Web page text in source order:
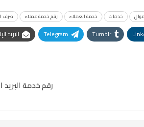
خدمات خدمة العملاء رقم خدمة عملاء صرف
Tumblr
Telegram البريد
رقم خدمة